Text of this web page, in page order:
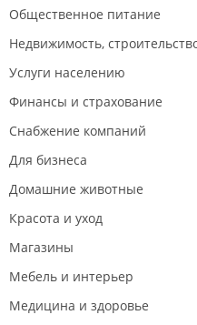
Общественное питание
Недвижимость,
Услуги населению
Финансы и страхование
Снабжение компаний
Для бизнеса
Домашние животные
Красота и уход
Магазины
Мебель и интерьер
Медицина и здоровье